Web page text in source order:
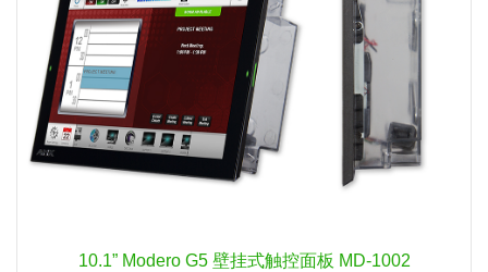
10.1” Modero G5 壁挂式触控面板 MD-1002